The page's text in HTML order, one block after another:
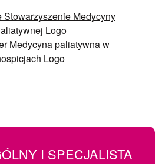
I SPECJALISTA